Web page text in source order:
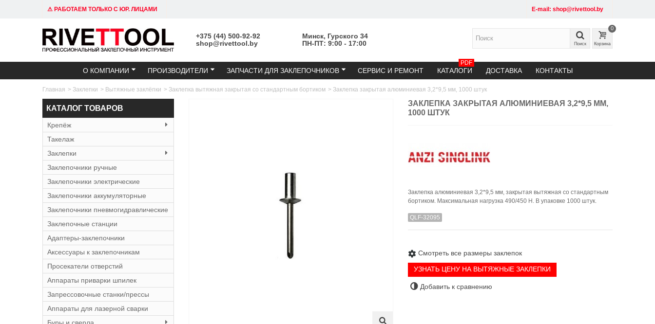
⚠ РАБОТАЕМ ТОЛЬКО С ЮР. ЛИЦАМИ E-mail: shop@rivettool.by
+375 (44) 500-92-92
shop@rivettool.by
Минск, Гурского 34
ПН-ПТ: 9:00 - 17:00
Поиск Корзина
0
О КОМПАНИИ ПРОИЗВОДИТЕЛИ ЗАПЧАСТИ ДЛЯ ЗАКЛЕПОЧНИКОВ СЕРВИС И РЕМОНТ КАТАЛОГИ
PDF
ДОСТАВКА КОНТАКТЫ
Главная > Заклепки > Вытяжные заклёпки > Заклепка вытяжная закрытая со стандартным бортиком > Заклепка закрытая алюминиевая 3,2*9,5 мм, 1000 штук
КАТАЛОГ ТОВАРОВ
Крепёж
Такелаж
Заклепки
Заклепочники ручные
Заклепочники электрические
Заклепочники аккумуляторные
Заклепочники пневмогидравлические
Заклепочные станции
Адаптеры-заклепочники
Аксессуары к заклепочникам
Просекатели отверстий
Аппараты приварки шпилек
Запрессовочные станки/прессы
Аппараты для лазерной сварки
ЗАКЛЕПКА ЗАКРЫТАЯ АЛЮМИНИЕВАЯ 3,2*9,5 ММ,
1000 ШТУК
Заклепка алюминиевая 3,2*9,5 мм, закрытая вытяжная со стандартным
бортиком. Максимальная нагрузка 490/450 Н. В упаковке 1000 штук.
QLF-32095
Смотреть все размеры заклепок
УЗНАТЬ ЦЕНУ НА ВЫТЯЖНЫЕ ЗАКЛЕПКИ
Добавить к сравнению